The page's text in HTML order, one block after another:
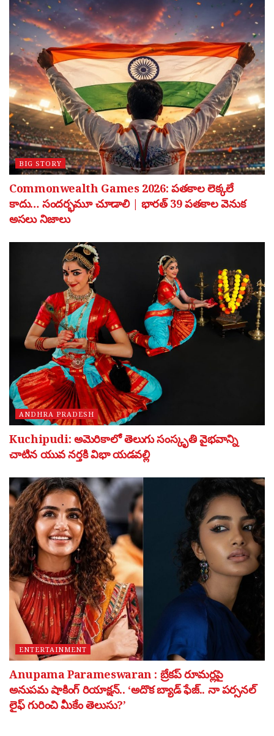
BIG STORY
Commonwealth Games 2026: పతకాల లెక్కలే
కాదు… సందర్భమూ చూడాలి | భారత్ 39 పతకాల వెనుక
అసలు నిజాలు
ANDHRA PRADESH
Kuchipudi: అమెరికాలో తెలుగు సంస్కృతి వైభవాన్ని
చాటిన యువ నర్తకి విభా యడవల్లి
ENTERTAINMENT
Anupama Parameswaran : బ్రేకప్ రూమర్లపై
అనుపమ షాకింగ్ రియాక్షన్.. ‘అదొక బ్యాడ్ ఫేజ్.. నా పర్సనల్
లైఫ్ గురించి మీకేం తెలుసు?’